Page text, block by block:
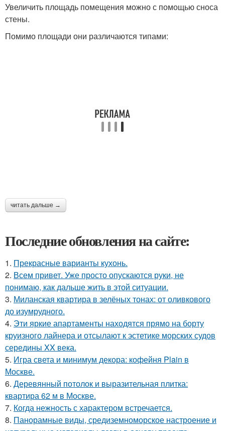
Увеличить площадь помещения можно с помощью сноса
стены.
Помимо площади они различаются типами:
читать дальше →
Последние обновления на сайте:
1. Прекрасные варианты кухонь.
2. Всем привет. Уже просто опускаются руки, не
понимаю, как дальше жить в этой ситуации.
3. Миланская квартира в зелёных тонах: от оливкового
до изумрудного.
4. Эти яркие апартаменты находятся прямо на борту
круизного лайнера и отсылают к эстетике морских судов
середины XX века.
5. Игра света и минимум декора: кофейня Plain в
Москве.
6. Деревянный потолок и выразительная плитка:
квартира 62 м в Москве.
7. Когда нежность с характером встречается.
8. Панорамные виды, средиземноморское настроение и